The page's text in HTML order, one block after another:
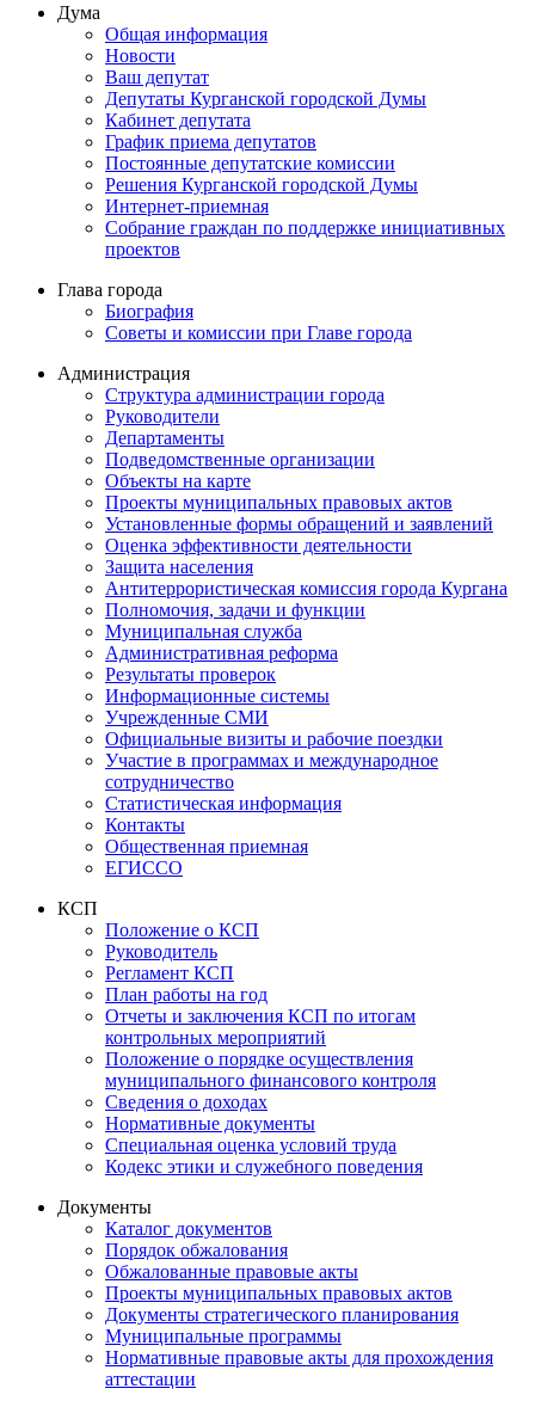
Дума
Общая информация
Новости
Ваш депутат
Депутаты Курганской городской Думы
Кабинет депутата
График приема депутатов
Постоянные депутатские комиссии
Решения Курганской городской Думы
Интернет-приемная
Собрание граждан по поддержке инициативных
проектов
Глава города
Биография
Советы и комиссии при Главе города
Администрация
Структура администрации города
Руководители
Департаменты
Подведомственные организации
Объекты на карте
Проекты муниципальных правовых актов
Установленные формы обращений и заявлений
Оценка эффективности деятельности
Защита населения
Антитеррористическая комиссия города Кургана
Полномочия, задачи и функции
Муниципальная служба
Административная реформа
Результаты проверок
Информационные системы
Учрежденные СМИ
Официальные визиты и рабочие поездки
Участие в программах и международное
сотрудничество
Статистическая информация
Контакты
Общественная приемная
ЕГИССО
КСП
Положение о КСП
Руководитель
Регламент КСП
План работы на год
Отчеты и заключения КСП по итогам
контрольных мероприятий
Положение о порядке осуществления
муниципального финансового контроля
Сведения о доходах
Нормативные документы
Специальная оценка условий труда
Кодекс этики и служебного поведения
Документы
Каталог документов
Порядок обжалования
Обжалованные правовые акты
Проекты муниципальных правовых актов
Документы стратегического планирования
Муниципальные программы
Нормативные правовые акты для прохождения
аттестации